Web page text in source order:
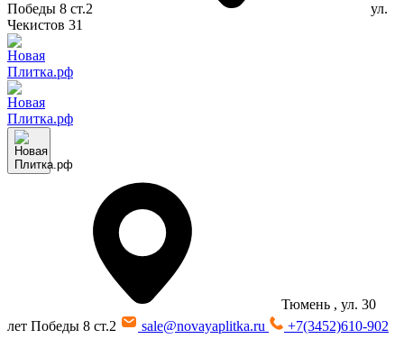
Победы 8 ст.2
ул.
Чекистов 31
Тюмень , ул. 30
лет Победы 8 ст.2
sale@novayaplitka.ru
+7(3452)610-902